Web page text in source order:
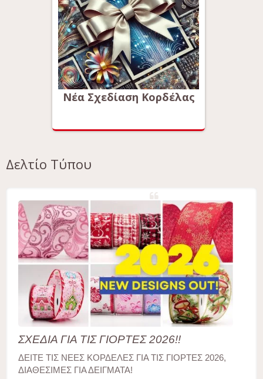
Νέα Σχεδίαση Κορδέλας
Δελτίο Τύπου
ΣΧΕΔΙΑ ΓΙΑ ΤΙΣ ΓΙΟΡΤΕΣ 2026!!
ΔΕΙΤΕ ΤΙΣ ΝΕΕΣ ΚΟΡΔΕΛΕΣ ΓΙΑ ΤΙΣ ΓΙΟΡΤΕΣ 2026,
ΔΙΑΘΕΣΙΜΕΣ ΓΙΑ ΔΕΙΓΜΑΤΑ!